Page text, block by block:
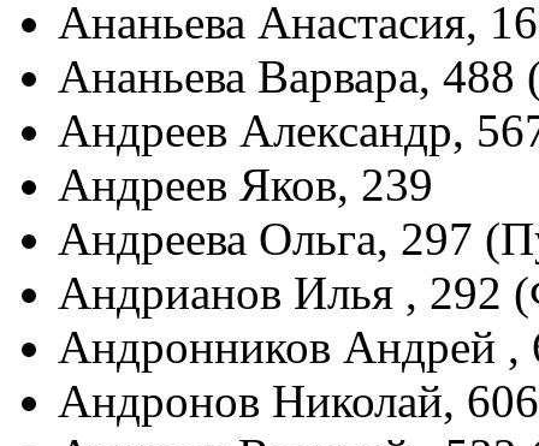
Ананьева Анастасия,
Ананьева Варвара,
Андреев Александр,
Андреев Яков, 239
Андреева Ольга, 297
Андрианов Илья , 292
Андронников Андрей ,
Андронов Николай,